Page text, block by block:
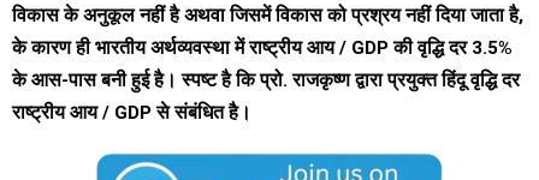
विकास के अनुकूल नहीं है अथवा जिसमें विकास को प्रश्रय नहीं दिया जाता है,
के कारण ही भारतीय अर्थव्यवस्था में राष्ट्रीय आय / GDP की वृद्धि दर 3.5%
के आस-पास बनी हुई है। स्पष्ट है कि प्रो. राजकृष्ण द्वारा प्रयुक्त हिंदू वृद्धि दर
राष्ट्रीय आय / GDP से संबंधित है।